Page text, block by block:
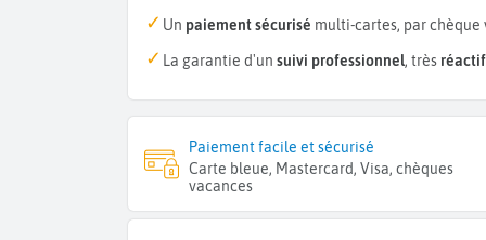
Un paiement sécurisé multi-cartes, par chèque
La garantie d'un suivi professionnel, très réactif
Paiement facile et sécurisé
Carte bleue, Mastercard, Visa, chèques
vacances